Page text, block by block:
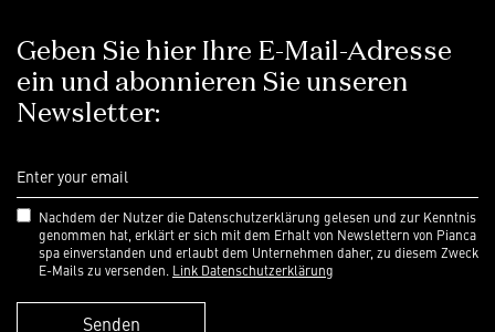
Geben Sie hier Ihre E-Mail-Adresse
ein und abonnieren Sie unseren
Newsletter:
Nachdem der Nutzer die Datenschutzerklärung gelesen und zur Kenntnis
genommen hat, erklärt er sich mit dem Erhalt von Newslettern von Pianca
spa einverstanden und erlaubt dem Unternehmen daher, zu diesem Zweck
E-Mails zu versenden. Link Datenschutzerklärung
Senden